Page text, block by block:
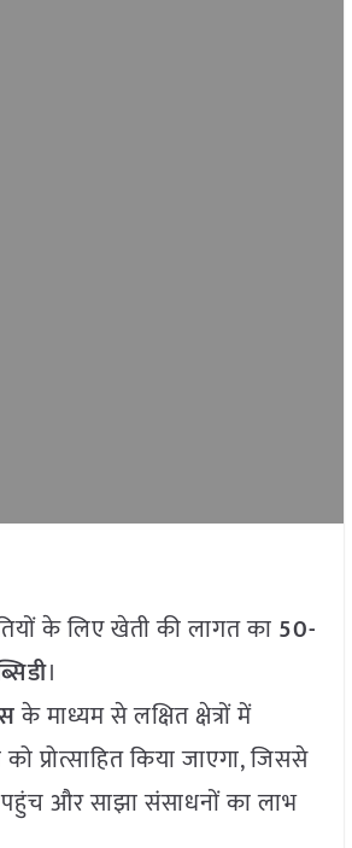
के लिए खेती की लागत का 50-
।
के माध्यम से लक्षित क्षेत्रों में
प्रोत्साहित किया जाएगा, जिससे
और साझा संसाधनों का लाभ